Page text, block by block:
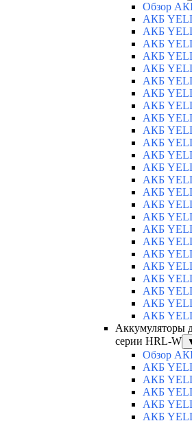
Обзор
АКБ
АКБ
АКБ
АКБ
АКБ
АКБ
АКБ
АКБ
АКБ
АКБ
АКБ
АКБ
АКБ
АКБ
АКБ
АКБ
АКБ
АКБ
АКБ
АКБ
АКБ
АКБ
АКБ
АКБ
АКБ
Аккумуляторы
серии HRL-W
Обзор
АКБ
АКБ
АКБ
АКБ
АКБ